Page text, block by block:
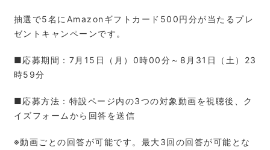
抽選で5名にAmazonギフトカード500円分が当たるプレ
ゼントキャンペーンです。
■応募期間：7月15日（月）0時00分～8月31日（土）23
時59分
■応募方法：特設ページ内の3つの対象動画を視聴後、ク
イズフォームから回答を送信
※動画ごとの回答が可能です。最大3回の回答が可能とな